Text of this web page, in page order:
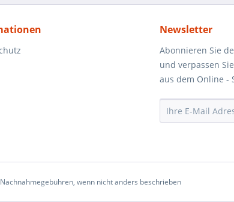
Newsletter
Abonnieren Sie
und verpassen
aus dem Online -
wenn nicht anders beschrieben